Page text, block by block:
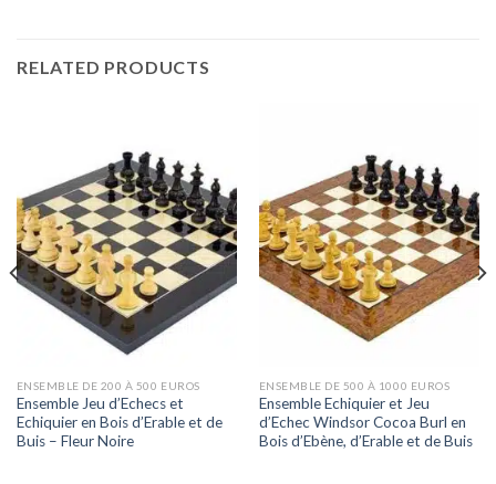
RELATED PRODUCTS
ENSEMBLE DE 200 À 500 EUROS
Ensemble Jeu d’Echecs et
Echiquier en Bois d’Erable et de
Buis – Fleur Noire
ENSEMBLE DE 500 À 1000 EUROS
Ensemble Echiquier et Jeu
d’Echec Windsor Cocoa Burl en
Bois d’Ebène, d’Erable et de Buis